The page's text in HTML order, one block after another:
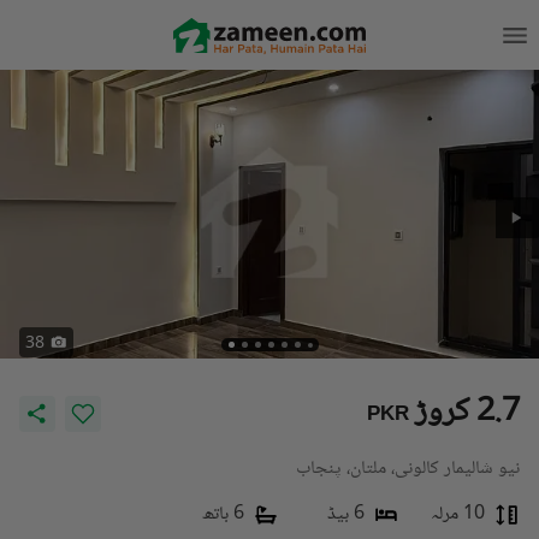
38
PKR 2.7 کروڑ
نیو شالیمار کالونی، ملتان، پنجاب
10 مرلہ
6 بیڈ 6 باتھ